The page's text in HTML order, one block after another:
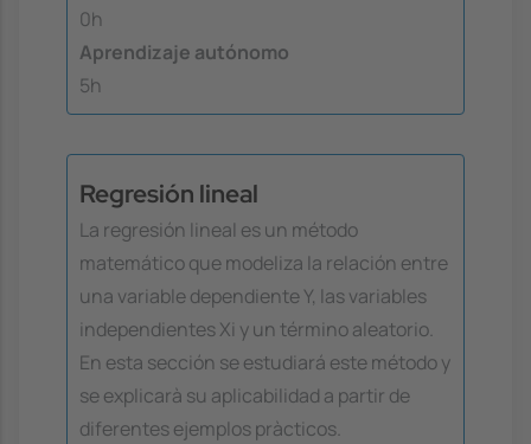
0h
Aprendizaje autónomo
5h
Regresión lineal
La regresión lineal es un método
matemático que modeliza la relación entre
una variable dependiente Y, las variables
independientes Xi y un término aleatorio.
En esta sección se estudiará este método y
se explicarà su aplicabilidad a partir de
diferentes ejemplos pràcticos.